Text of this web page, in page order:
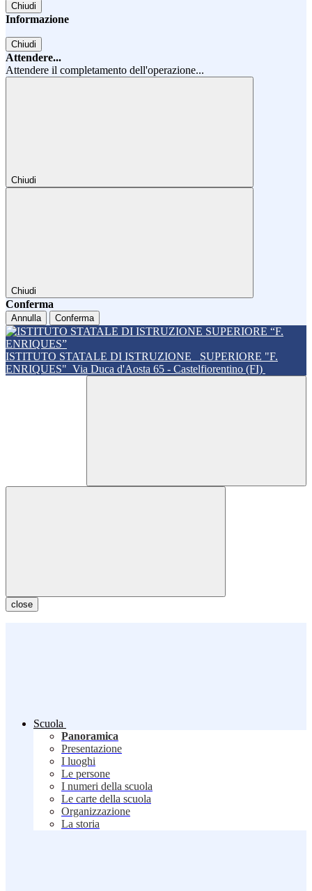
Chiudi
Informazione
Chiudi
Attendere...
Attendere il completamento dell'operazione...
Chiudi
Chiudi
Conferma
Annulla Conferma
ISTITUTO STATALE DI ISTRUZIONE
SUPERIORE "F.
ENRIQUES" Via Duca d'Aosta 65 - Castelfiorentino (FI)
close
Scuola
Panoramica
Presentazione
I luoghi
Le persone
I numeri della scuola
Le carte della scuola
Organizzazione
La storia